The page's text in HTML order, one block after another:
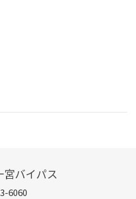
宮バイパス
6060